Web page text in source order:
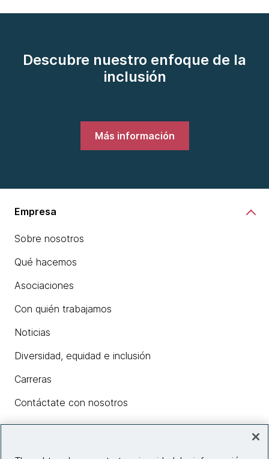
Descubre nuestro enfoque de la
inclusión
Más información
Empresa
Sobre nosotros
Qué hacemos
Asociaciones
Con quién trabajamos
Noticias
Diversidad, equidad e inclusión
Carreras
Contáctate con nosotros